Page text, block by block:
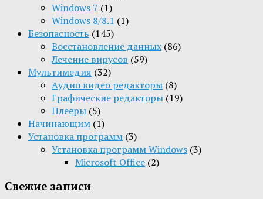
Windows 7 (1)
Windows 8/8.1 (1)
Безопасность (145)
Восстановление данных (86)
Лечение вирусов (59)
Мультимедия (32)
Aудио видео редакторы (8)
Графические редакторы (19)
Плееры (5)
Начинающим (1)
Установка программ (3)
Установка программ Windows (3)
Microsoft Office (2)
Свежие записи